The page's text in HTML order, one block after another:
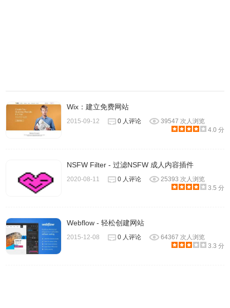
Wix：建立免费网站
2015-09-12 0 人评论
39547 次人浏览
4.0 分
NSFW Filter - 过滤NSFW 成人内容插件
2020-08-11 0 人评论
25393 次人浏览
3.5 分
Webflow - 轻松创建网站
2015-12-08 0 人评论
64367 次人浏览
3.3 分